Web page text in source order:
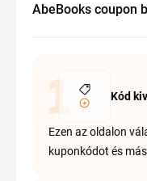
AbeBooks coupon
Kód
Ezen az oldalon
kuponkódot és